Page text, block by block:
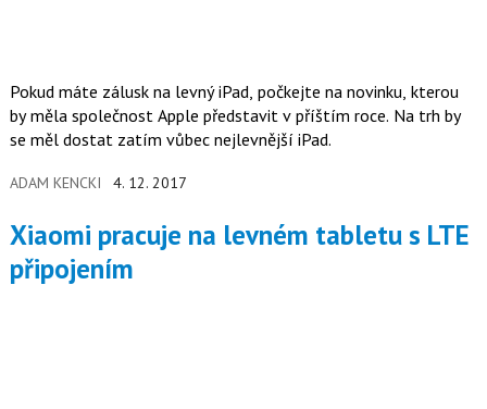
Pokud máte zálusk na levný iPad, počkejte na novinku, kterou
by měla společnost Apple představit v příštím roce. Na trh by
se měl dostat zatím vůbec nejlevnější iPad.
ADAM KENCKI 4. 12. 2017
Xiaomi pracuje na levném tabletu s LTE
připojením